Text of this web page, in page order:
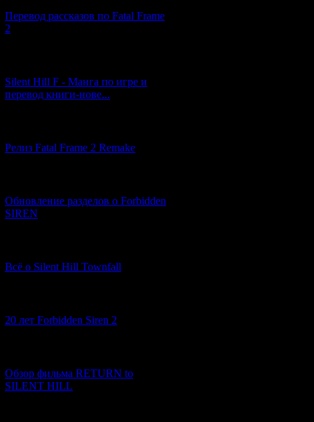
Перевод рассказов по Fatal Frame
2
Silent Hill F - Манга по игре и
перевод книги-нове...
Релиз Fatal Frame 2 Remake
Обновление разделов о Forbidden
SIREN
Всё о Silent Hill Townfall
20 лет Forbidden Siren 2
Обзор фильма RETURN to
SILENT HILL